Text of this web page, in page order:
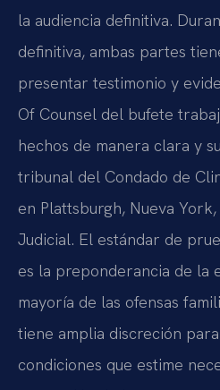
la audiencia definitiva.
definitiva, ambas partes
presentar testimonio y
Of Counsel del bufete
hechos de manera clara y
tribunal del Condado de
en Plattsburgh, Nueva
Judicial. El estándar de
es la preponderancia de la
mayoría de las ofensas
tiene amplia discreción
condiciones que estime